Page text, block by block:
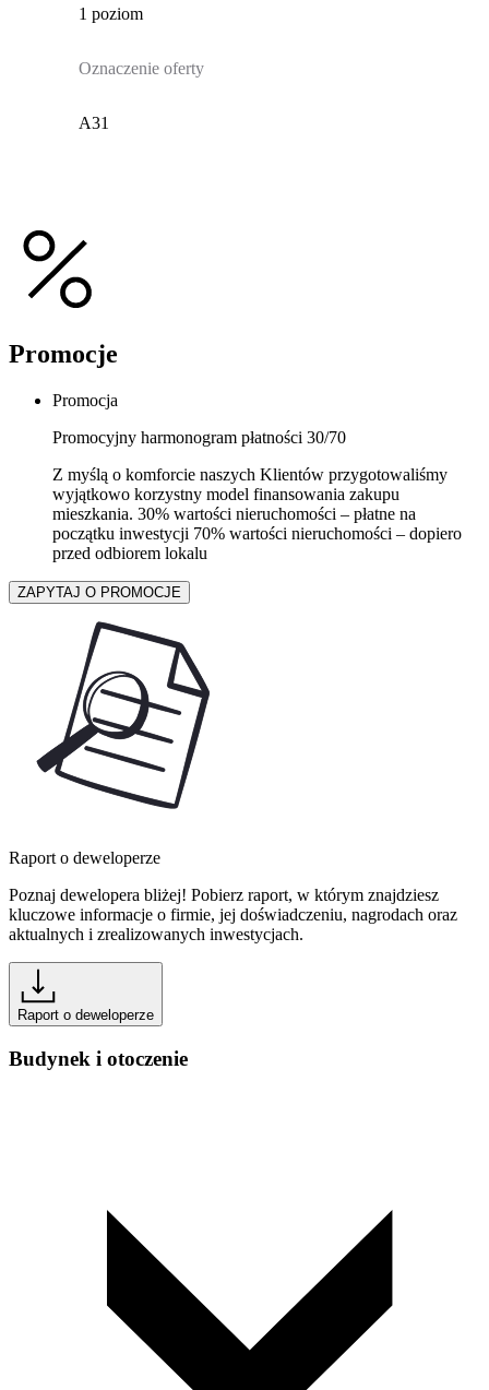
1 poziom
Oznaczenie oferty
A31
Promocje
Promocja
Promocyjny harmonogram płatności 30/70
Z myślą o komforcie naszych Klientów przygotowaliśmy
wyjątkowo korzystny model finansowania zakupu
mieszkania. 30% wartości nieruchomości – płatne na
początku inwestycji 70% wartości nieruchomości – dopiero
przed odbiorem lokalu
ZAPYTAJ O PROMOCJE
Raport o deweloperze
Poznaj dewelopera bliżej! Pobierz raport, w którym znajdziesz
kluczowe informacje o firmie, jej doświadczeniu, nagrodach oraz
aktualnych i zrealizowanych inwestycjach.
Raport o deweloperze
Budynek i otoczenie